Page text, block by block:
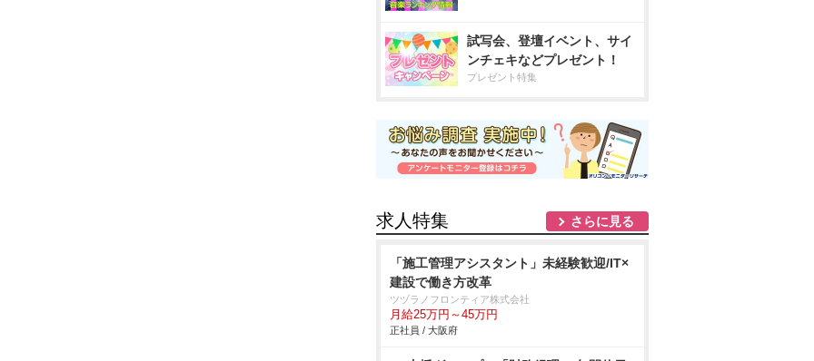
試写会、登壇イベント、サイ
ンチェキなどプレゼント！
プレゼント特集
求人特集 さらに見る
「施工管理アシスタント」未経験歓迎/IT×
建設で働き方改革
ツヅラノフロンティア株式会社
月給25万円～45万円
正社員 / 大阪府